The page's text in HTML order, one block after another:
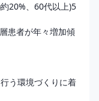
20%、60代以上)5
が年々増加傾
う環境づくりに着